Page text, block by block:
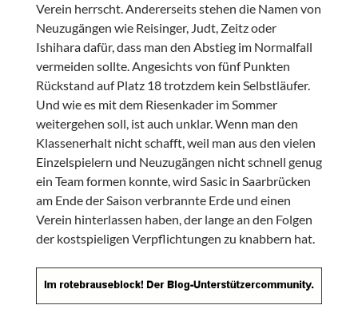
Verein herrscht. Andererseits stehen die Namen von
Neuzugängen wie Reisinger, Judt, Zeitz oder
Ishihara dafür, dass man den Abstieg im Normalfall
vermeiden sollte. Angesichts von fünf Punkten
Rückstand auf Platz 18 trotzdem kein Selbstläufer.
Und wie es mit dem Riesenkader im Sommer
weitergehen soll, ist auch unklar. Wenn man den
Klassenerhalt nicht schafft, weil man aus den vielen
Einzelspielern und Neuzugängen nicht schnell genug
ein Team formen konnte, wird Sasic in Saarbrücken
am Ende der Saison verbrannte Erde und einen
Verein hinterlassen haben, der lange an den Folgen
der kostspieligen Verpflichtungen zu knabbern hat.